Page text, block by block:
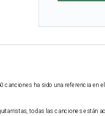
canciones ha sido una referencia en
todas las canciones están